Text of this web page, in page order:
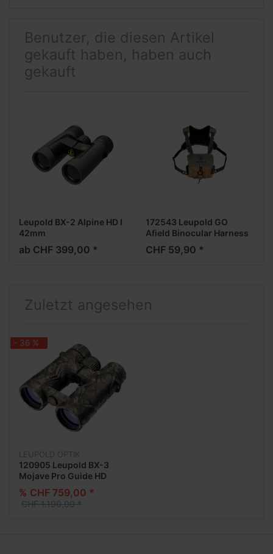
Benutzer, die diesen Artikel
gekauft haben, haben auch
gekauft
Leupold BX-2 Alpine HD I
42mm
ab CHF 399,00 *
172543 Leupold GO
Afield Binocular Harness
XF Coyote / Ranger
CHF 59,90 *
Zuletzt angesehen
- 36 %
LEUPOLD OPTIK
120905 Leupold BX-3
Mojave Pro Guide HD
% CHF 759,00 *
CHF 1.190,00 *